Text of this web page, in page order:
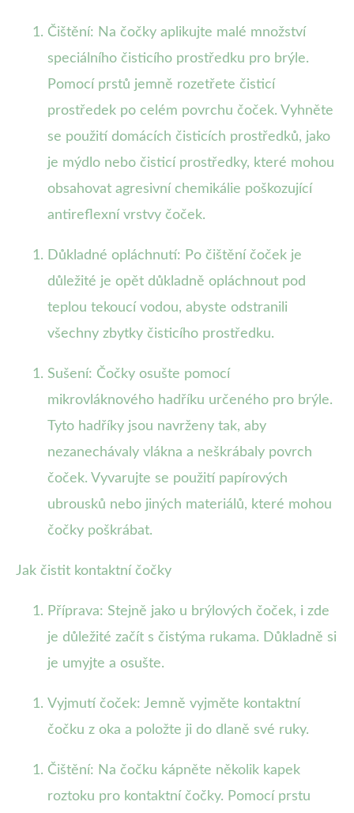
Čištění: Na čočky aplikujte malé množství
speciálního čisticího prostředku pro brýle.
Pomocí prstů jemně rozetřete čisticí
prostředek po celém povrchu čoček. Vyhněte
se použití domácích čisticích prostředků, jako
je mýdlo nebo čisticí prostředky, které mohou
obsahovat agresivní chemikálie poškozující
antireflexní vrstvy čoček.
Důkladné opláchnutí: Po čištění čoček je
důležité je opět důkladně opláchnout pod
teplou tekoucí vodou, abyste odstranili
všechny zbytky čisticího prostředku.
Sušení: Čočky osušte pomocí
mikrovláknového hadříku určeného pro brýle.
Tyto hadříky jsou navrženy tak, aby
nezanechávaly vlákna a neškrábaly povrch
čoček. Vyvarujte se použití papírových
ubrousků nebo jiných materiálů, které mohou
čočky poškrábat.
Jak čistit kontaktní čočky
Příprava: Stejně jako u brýlových čoček, i zde
je důležité začít s čistýma rukama. Důkladně si
je umyjte a osušte.
Vyjmutí čoček: Jemně vyjměte kontaktní
čočku z oka a položte ji do dlaně své ruky.
Čištění: Na čočku kápněte několik kapek
roztoku pro kontaktní čočky. Pomocí prstu